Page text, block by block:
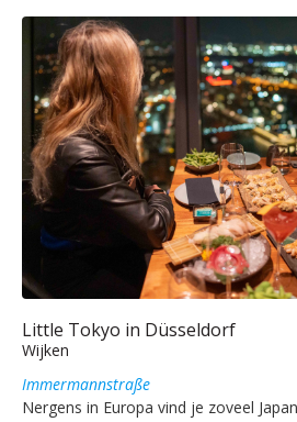
Little Tokyo in Düsseldorf
Wijken
Immermannstraße
Nergens in Europa vind je zoveel